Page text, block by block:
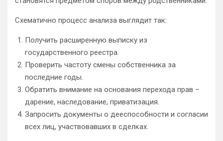
Схематично процесс анализа выглядит так:
Получить расширенную выписку из
государственного реестра.
Проверить частоту смены собственника за
последние годы.
Обратить внимание на основания перехода прав –
дарение, наследование, приватизация.
Запросить документы о дееспособности и согласии
всех лиц, участвовавших в сделках.